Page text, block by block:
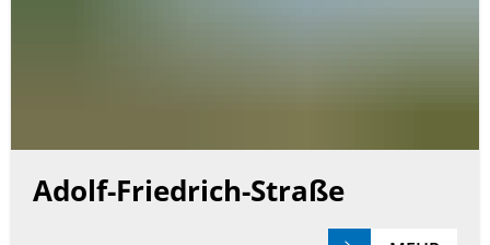
Adolf-Friedrich-Straße